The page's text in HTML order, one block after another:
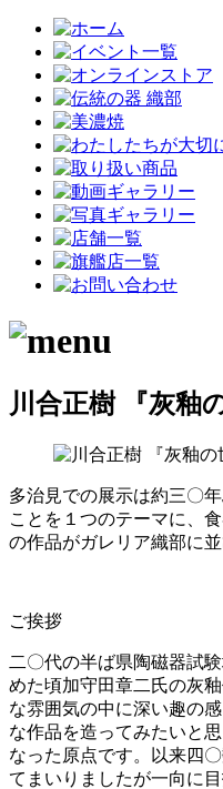
川合正樹 『灰釉
多治見での展示は約三〇
ことを１つのテーマに、
の作品がガレリア織部に並
ご挨拶
二〇代の半ば県陶磁器試
めた頃加守田章二氏の灰
な雰囲気の中に深い趣の
な作品を造ってみたいと
なった原点です。以来四
てまいりましたが一向に